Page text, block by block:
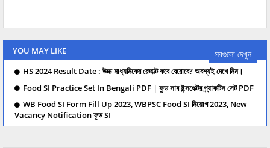
YOU MAY LIKE সবগুলো দেখুন
HS 2024 Result Date : উচ্চ মাধ্যমিকের রেজাল্ট কবে বেরোবে? অবশ্যই দেখে নিন।
Food SI Practice Set In Bengali PDF | ফুড সাব ইন্সপেক্টর প্র্যাকটিস সেট PDF
WB Food SI Form Fill Up 2023, WBPSC Food SI নিয়োগ 2023, New
Vacancy Notification ফুড SI